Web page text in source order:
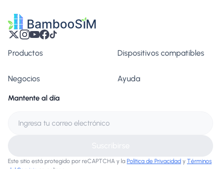
Productos Dispositivos compatibles
Negocios Ayuda
Mantente al día
Este sitio está protegido por reCAPTCHA y la Política de Privacidad y Términos